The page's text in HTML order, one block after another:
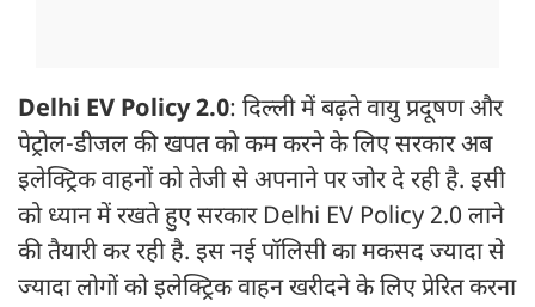
Delhi EV Policy 2.0: दिल्ली में बढ़ते वायु प्रदूषण और
पेट्रोल-डीजल की खपत को कम करने के लिए सरकार अब
इलेक्ट्रिक वाहनों को तेजी से अपनाने पर जोर दे रही है. इसी
को ध्यान में रखते हुए सरकार Delhi EV Policy 2.0 लाने
की तैयारी कर रही है. इस नई पॉलिसी का मकसद ज्यादा से
ज्यादा लोगों को इलेक्ट्रिक वाहन खरीदने के लिए प्रेरित करना